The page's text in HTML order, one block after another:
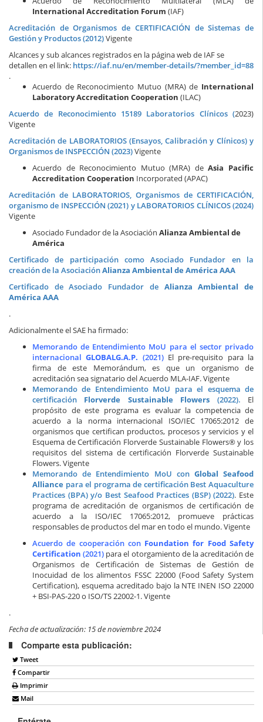
International Accreditation Forum (IAF)
Acreditación de Organismos de CERTIFICACIÓN de Sistemas de
Gestión y Productos (2012)Vigente
Alcances y sub alcances registrados en la página web de IAF se
detallen en el link: https://iaf.nu/en/member-details/?member_id=88
.
Acuerdo de Reconocimiento Mutuo (MRA) de International
Laboratory Accreditation Cooperation (ILAC)
Acuerdo de Reconocimiento 15189 Laboratorios Clínicos (2023)
Vigente
Acreditación de LABORATORIOS (Ensayos, Calibración y Clínicos) y
Organismos de INSPECCIÓN (2023)Vigente
Acuerdo de Reconocimiento Mutuo (MRA) deAsia Pacific
Accreditation Cooperation Incorporated (APAC)
Acreditación de LABORATORIOS, Organismos de CERTIFICACIÓN,
organismo de INSPECCIÓN (2021) y LABORATORIOS CLÍNICOS (2024)
Vigente
Asociado Fundador de la Asociación Alianza Ambiental de
América
Certificado de participación como Asociado Fundador en la
creación de la AsociaciónAlianza Ambiental de América AAA
Certificado de Asociado Fundador de Alianza Ambiental de
América AAA
.
Adicionalmente el SAE ha firmado:
Memorando de Entendimiento MoU para el sector privado
internacionalGLOBALG.A.P. (2021)El pre-requisito para la
firma de este Memorándum, es que un organismo de
acreditación sea signatario del Acuerdo MLA-IAF. Vigente
Memorando de Entendimiento MoU para el esquema de
certificación Florverde Sustainable Flowers (2022). El
propósito de este programa es evaluar la competencia de
acuerdo a la norma internacional ISO/IEC 17065:2012 de
organismos que certifican productos, procesos y servicios y el
Esquema de Certificación Florverde Sustainable Flowers® y los
requisitos del sistema de certificación Florverde Sustainable
Flowers. Vigente
Memorando de Entendimiento MoU con Global Seafood
Alliance para el programa de certificación Best Aquaculture
Practices (BPA) y/o Best Seafood Practices (BSP) (2022). Este
programa de acreditación de organismos de certificación de
acuerdo a la ISO/IEC 17065:2012, promueve prácticas
responsables de productos del mar en todo el mundo. Vigente
Acuerdo de cooperación con Foundation for Food Safety
Certification (2021) para el otorgamiento de la acreditación de
Organismos de Certificación de Sistemas de Gestión de
Inocuidad de los alimentos FSSC 22000 (Food Safety System
Certification), esquema acreditado bajo la NTE INEN ISO 22000
+ BSI-PAS-220 o ISO/TS 22002-1. Vigente
.
Fecha de actualización: 15 de noviembre 2024
Comparte esta publicación:
Tweet
Compartir
Imprimir
Mail